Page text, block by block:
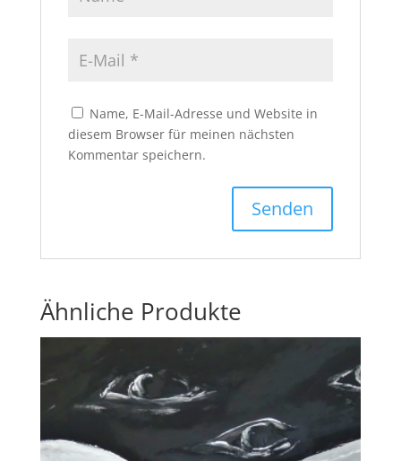
Name, E-Mail-Adresse und Website in
diesem Browser für meinen nächsten
Kommentar speichern.
Ähnliche Produkte